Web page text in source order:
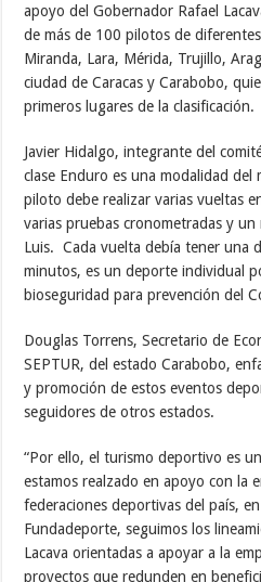
apoyo del Gobernador Rafael
de más de 100 pilotos de
Miranda, Lara, Mérida, Trujillo,
ciudad de Caracas y Carabobo,
primeros lugares de la clasificación.
Javier Hidalgo, integrante del
clase Enduro es una modalidad del
piloto debe realizar varias vueltas
varias pruebas cronometradas y
Luis. Cada vuelta debía tener una
minutos, es un deporte individual
bioseguridad para prevención del
Douglas Torrens, Secretario de
SEPTUR, del estado Carabobo,
y promoción de estos eventos
seguidores de otros estados.
“Por ello, el turismo deportivo es
estamos realzado en apoyo con la
federaciones deportivas del país,
Fundadeporte, seguimos los
Lacava orientadas a apoyar a la
proyectos que redunden en